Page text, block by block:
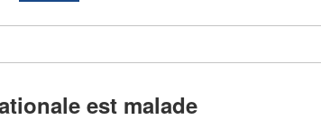
est malade